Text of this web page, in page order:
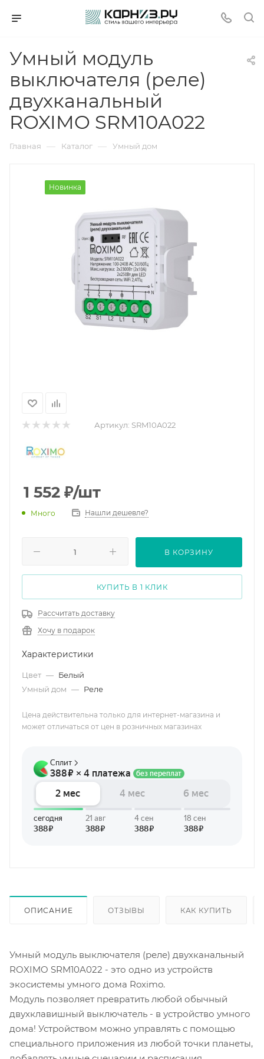
Умный модуль
выключателя (реле)
двухканальный
ROXIMO SRM10A022
Главная — Каталог — Умный дом
Новинка
Артикул: SRM10A022
1 552 ₽/шт
Много Нашли дешевле?
В КОРЗИНУ
КУПИТЬ В 1 КЛИК
Рассчитать доставку
Хочу в подарок
Характеристики
Цвет — Белый
Умный дом — Реле
Цена действительна только для интернет-магазина и
может отличаться от цен в розничных магазинах
ОПИСАНИЕ ОТЗЫВЫ КАК КУПИТЬ
Умный модуль выключателя (реле) двухканальный
ROXIMO SRM10A022 - это одно из устройств
экосистемы умного дома Roximo.
Модуль позволяет превратить любой обычный
двухклавишный выключатель - в устройство умного
дома! Устройством можно управлять с помощью
специального приложения из любой точки планеты,